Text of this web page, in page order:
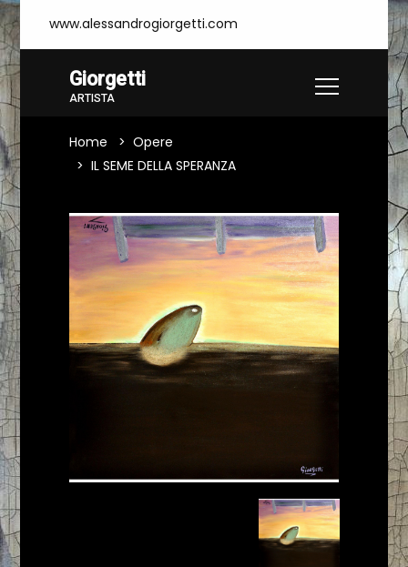
www.alessandrogiorgetti.com
Giorgetti
ARTISTA
Home
Opere
IL SEME DELLA SPERANZA